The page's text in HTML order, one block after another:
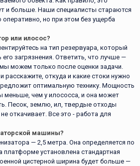
и больше. Наши специалисты стараются
но при этом без ущерба
или илосос?
на тип резервуара, который
его загрязнения. Ответить, что лучше —
можем только после оценки задачи.
расскажите, откуда и какие стоки нужно
оптимальную технику. Мощность
меньше, чем у илососса, и она может
Песок, землю, ил, твердые отходы
откачивает. Все это - работа для
машины?
— 2,5 метра. Она определяется по
платформе установлена стандартная
цистерной ширина будет больше —